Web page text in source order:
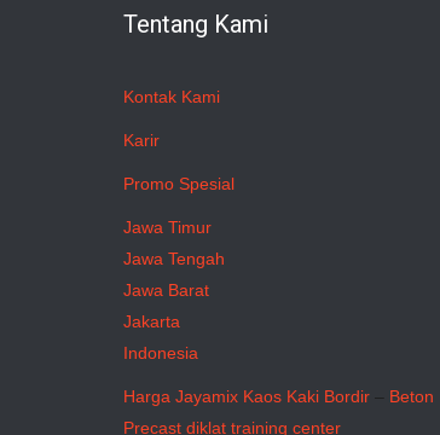
Tentang Kami
Kontak Kami
Karir
Promo Spesial
Jawa Timur
Jawa Tengah
Jawa Barat
Jakarta
Indonesia
Harga Jayamix Kaos Kaki Bordir – Beton
Precast diklat training center